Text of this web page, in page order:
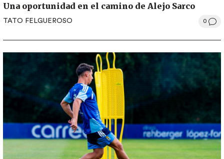
Una oportunidad en el camino de Alejo Sarco
TATO FELGUEROSO 0